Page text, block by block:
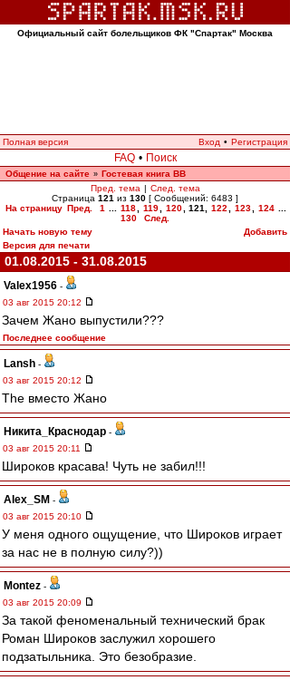
Официальный сайт болельщиков ФК "Спартак" Москва
Полная версия Вход • Регистрация
FAQ • Поиск
Общение на сайте » Гостевая книга ВВ
Пред. тема | След. тема
Страница 121 из 130 [ Сообщений: 6483 ]
На страницу Пред. 1 118 119 120 121 122 123 124
130
След.
Начать новую тему
Добавить
Версия для печати
01.08.2015 - 31.08.2015
Valex1956 -
03 авг 2015 20:12
Зачем Жано выпустили???
Последнее сообщение
Lansh -
03 авг 2015 20:12
The вместо Жано
Никита_Краснодар -
03 авг 2015 20:11
Широков красава! Чуть не забил!!!
Alex_SM -
03 авг 2015 20:10
У меня одного ощущение, что Широков играет
за нас не в полную силу?))
Montez -
03 авг 2015 20:09
За такой феноменальный технический брак
Роман Широков заслужил хорошего
подзатыльника. Это безобразие.